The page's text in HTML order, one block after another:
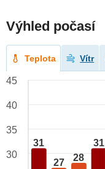
Výhled počasí
Teplota Vítr
31
27 28
31
45
40
35
30